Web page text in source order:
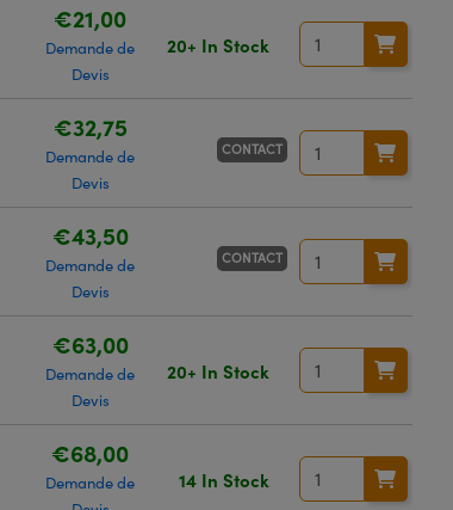
€21,00
Demande de
Devis
20+ In Stock
€32,75
Demande de
Devis
CONTACT
€43,50
Demande de
Devis
CONTACT
€63,00
Demande de
Devis
20+ In Stock
€68,00
Demande de
14 In Stock